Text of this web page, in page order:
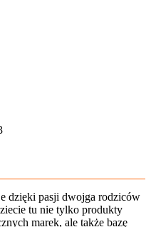
dzięki pasji dwojga rodziców
tu nie tylko produkty
marek, ale także bazę